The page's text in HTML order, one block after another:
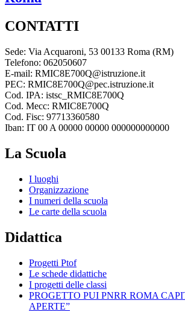
CONTATTI
Sede: Via Acquaroni, 53 00133 Roma (RM)
Telefono: 062050607
E-mail: RMIC8E700Q@istruzione.it
PEC: RMIC8E700Q@pec.istruzione.it
Cod. IPA: istsc_RMIC8E700Q
Cod. Mecc: RMIC8E700Q
Cod. Fisc: 97713360580
Iban: IT 00 A 00000 00000 000000000000
La Scuola
I luoghi
Organizzazione
I numeri della scuola
Le carte della scuola
Didattica
Progetti Ptof
Le schede didattiche
I progetti delle classi
PROGETTO PUI PNRR ROMA
APERTE”